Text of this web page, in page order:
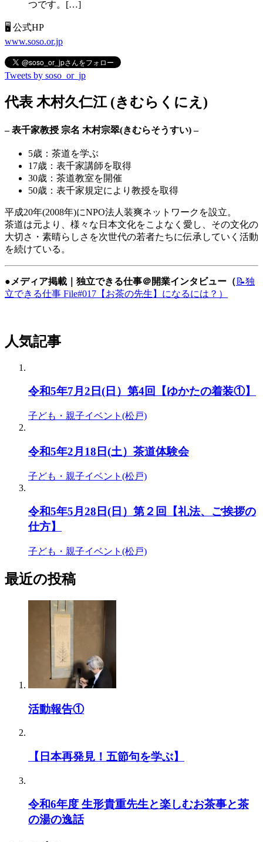
つです。[…]
🖥 公式HP
www.soso.or.jp
Tweets by soso_or_jp
代表 木村久仁江 (きむらくにえ)
– 表千家教授 宗名 木村宗翠(きむらそうすい) –
5歳：茶道を学ぶ
17歳：表千家講師を取得
30歳：茶道教室を開催
50歳：表千家規定により教授を取得
平成20年(2008年)にNPO法人装爽ネットワークを設立。
茶道は元より、様々な日本文化をこよなく愛し、その文化の
大切さ・素晴らしさを次世代の若者たちに伝承していく活動
を続けている。
●メディア掲載｜独立できる仕事＠開業インタビュー（ 📝独
立できる仕事 File#017【お茶の先生】になるには？）
人気記事
令和5年7月2日(日）第4回【ゆかたの着装①】
子ども・親子イベント(松戸)
令和5年2月18日(土）茶道体験会
子ども・親子イベント(松戸)
令和5年5月28日(日）第２回【礼法、ご挨拶の
仕方】
子ども・親子イベント(松戸)
最近の投稿
活動報告①
【日本再発見！五節句を学ぶ】
令和6年度 生形貴重先生と楽しむお茶事と茶
の湯の逸話